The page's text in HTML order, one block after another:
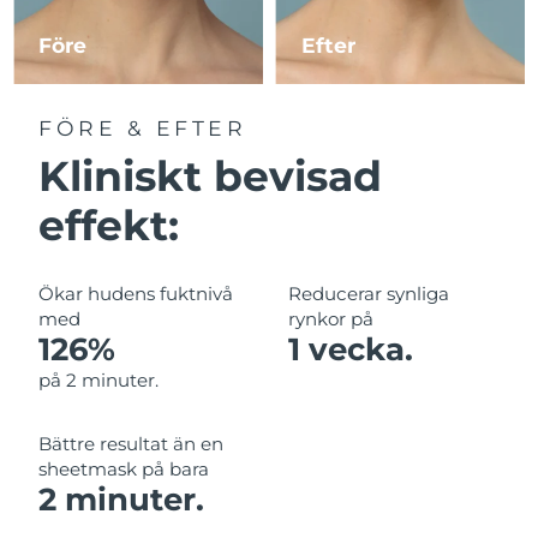
Före Efter
FÖRE & EFTER
Kliniskt bevisad
effekt:
Ökar hudens fuktnivå
med
126%
på 2 minuter.
Reducerar synliga
rynkor på
1 vecka.
Bättre resultat än en
sheetmask på bara
2 minuter.
Macao SAR Förväntad leverans 11/8/26
Malaysia
Malta Förväntad leverans
Mexiko
Monaco
Nederländerna Förväntad leverans
Nya Zeeland
Norge
Oman